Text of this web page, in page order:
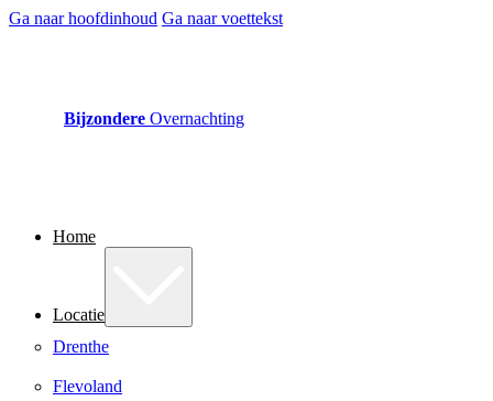
Ga naar hoofdinhoud Ga naar voettekst
Bijzondere Overnachting
Home
Locatie
Drenthe
Flevoland